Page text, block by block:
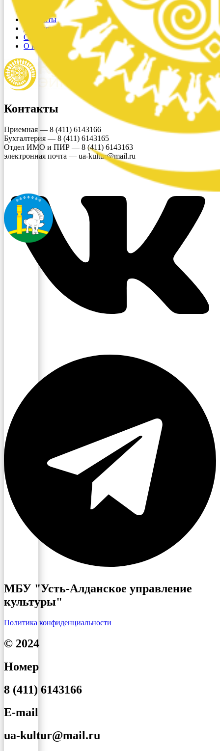
Контакты
Документы
Структура
О культуре
Контакты
Приемная — 8 (411) 6143166
Бухгалтерия — 8 (411) 6143165
Отдел ИМО и ПИР — 8 (411) 6143163
электронная почта — ua-kultur@mail.ru
МБУ "Усть-Алданское управление
культуры"
Политика конфиденциальности
© 2024
Номер
8 (411) 6143166
E-mail
ua-kultur@mail.ru